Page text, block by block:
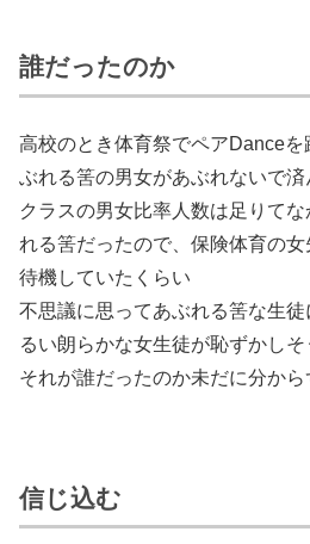
誰だったのか
高校のとき体育祭でペアDance
ぶれる筈の男女があぶれないで済
クラスの男女比率人数は足りて
れる筈だったので、保険体育の
待機していたくらい
不思議に思ってあぶれる筈な生
るい朗らかな女生徒が恥ずかし
それが誰だったのか未だに分から
信じ込む